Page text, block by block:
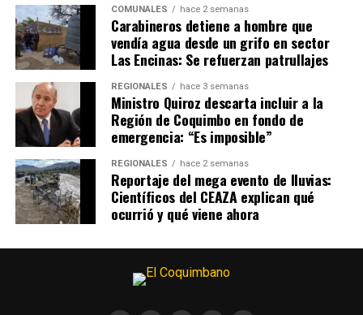
COMUNALES hace 2 semanas
Carabineros detiene a hombre que
vendía agua desde un grifo en sector
Las Encinas: Se refuerzan patrullajes
REGIONALES hace 3 semanas
Ministro Quiroz descarta incluir a la
Región de Coquimbo en fondo de
emergencia: “Es imposible”
REGIONALES hace 2 semanas
Reportaje del mega evento de lluvias:
Científicos del CEAZA explican qué
ocurrió y qué viene ahora